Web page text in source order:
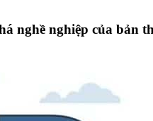
nghề nghiệp của bản